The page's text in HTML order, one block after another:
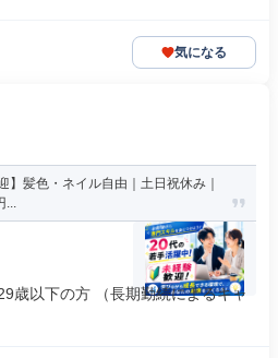
気になる
】髪色・ネイル自由｜土日祝休み｜
...
歳以下の方 （長期勤続によるキャ